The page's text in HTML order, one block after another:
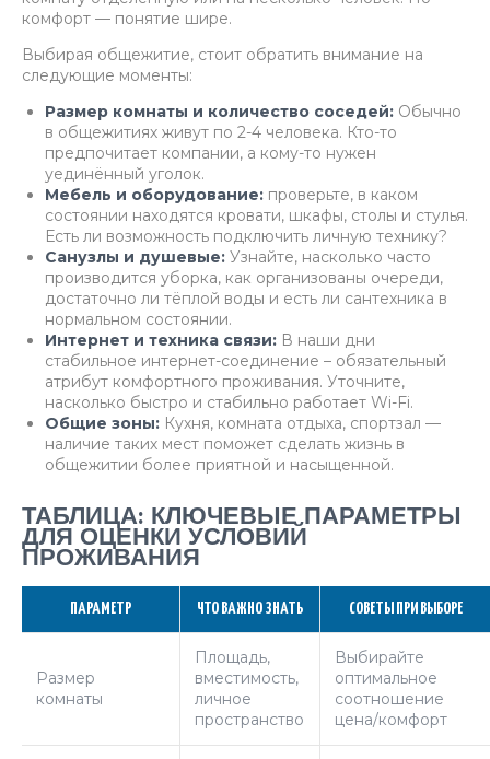
комфорт — понятие шире.
Выбирая общежитие, стоит обратить внимание на
следующие моменты:
Размер комнаты и количество соседей: Обычно
в общежитиях живут по 2-4 человека. Кто-то
предпочитает компании, а кому-то нужен
уединённый уголок.
Мебель и оборудование: проверьте, в каком
состоянии находятся кровати, шкафы, столы и стулья.
Есть ли возможность подключить личную технику?
Санузлы и душевые: Узнайте, насколько часто
производится уборка, как организованы очереди,
достаточно ли тёплой воды и есть ли сантехника в
нормальном состоянии.
Интернет и техника связи: В наши дни
стабильное интернет-соединение – обязательный
атрибут комфортного проживания. Уточните,
насколько быстро и стабильно работает Wi-Fi.
Общие зоны: Кухня, комната отдыха, спортзал —
наличие таких мест поможет сделать жизнь в
общежитии более приятной и насыщенной.
ТАБЛИЦА: КЛЮЧЕВЫЕ ПАРАМЕТРЫ
ДЛЯ ОЦЕНКИ УСЛОВИЙ
ПРОЖИВАНИЯ
ПАРАМЕТР ЧТО ВАЖНО ЗНАТЬ СОВЕТЫ ПРИ ВЫБОРЕ
Размер
комнаты
Площадь,
вместимость,
личное
пространство
Выбирайте
оптимальное
соотношение
цена/комфорт